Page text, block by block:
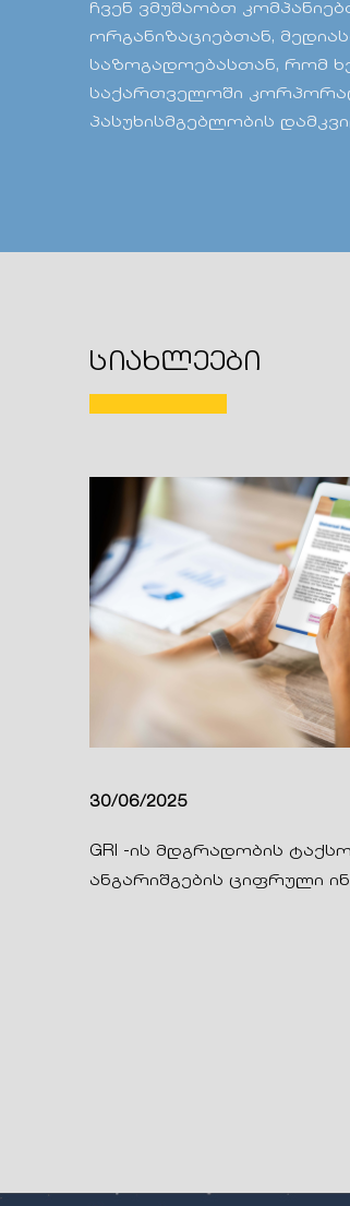
ჩვენ ვმუშაობთ
ორგანიზაციებთან,
საზოგადოებასთან, რომ
საქართველოში
პასუხისმგებლობის
სიახლეები
30/06/2025
GRI -ის მდგრადობის
ანგარიშგების ციფრული